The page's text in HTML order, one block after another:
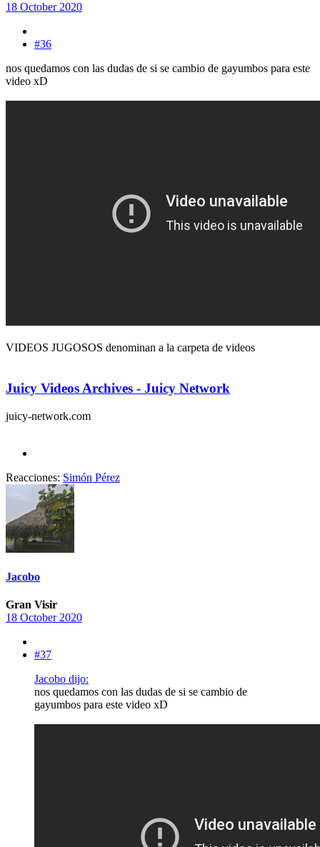
18 October 2020
#36
nos quedamos con las dudas de si se cambio de gayumbos para este
video xD
VIDEOS JUGOSOS denominan a la carpeta de videos
Juicy Videos Archives - Juicy Network
juicy-network.com
Reacciones: Simón Pérez
Jacobo
Gran Visir
18 October 2020
#37
Jacobo dijo:
nos quedamos con las dudas de si se cambio de
gayumbos para este video xD